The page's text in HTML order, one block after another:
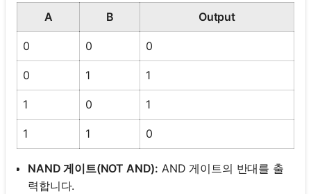
A B Output
0 0 0
0 1 1
1 0 1
1 1 0
NAND 게이트(NOT AND): AND 게이트의 반대를 출
력합니다.